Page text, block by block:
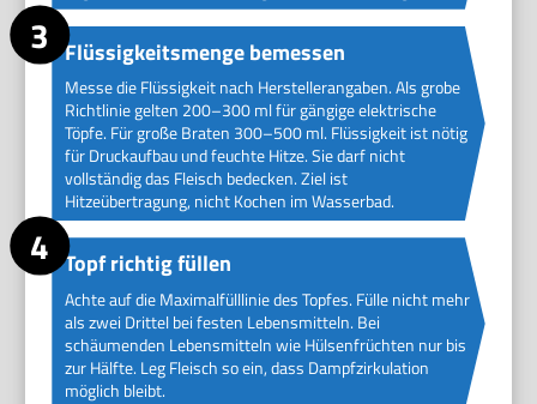
Flüssigkeitsmenge bemessen
Messe die Flüssigkeit nach Herstellerangaben. Als grobe
Richtlinie gelten 200–300 ml für gängige elektrische
Töpfe. Für große Braten 300–500 ml. Flüssigkeit ist nötig
für Druckaufbau und feuchte Hitze. Sie darf nicht
vollständig das Fleisch bedecken. Ziel ist
Hitzeübertragung, nicht Kochen im Wasserbad.
Topf richtig füllen
Achte auf die Maximalfülllinie des Topfes. Fülle nicht mehr
als zwei Drittel bei festen Lebensmitteln. Bei
schäumenden Lebensmitteln wie Hülsenfrüchten nur bis
zur Hälfte. Leg Fleisch so ein, dass Dampfzirkulation
möglich bleibt.